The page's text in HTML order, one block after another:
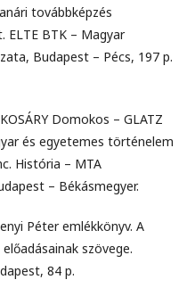
továbbképzés
ELTE BTK – Magyar
Budapest – Pécs, 197 p.
Domokos – GLATZ
és egyetemes történelem
História – MTA
– Békásmegyer.
Péter emlékkönyv. A
szövege.
84 p.